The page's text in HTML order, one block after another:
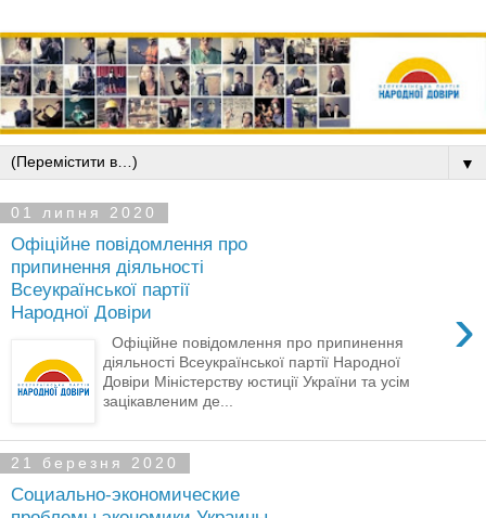
▼
01 липня 2020
Офіційне повідомлення про
припинення діяльності
Всеукраїнської партії
Народної Довіри
›
Офіційне повідомлення про припинення
діяльності Всеукраїнської партії Народної
Довіри Міністерству юстиції України та усім
зацікавленим де...
21 березня 2020
Социально-экономические